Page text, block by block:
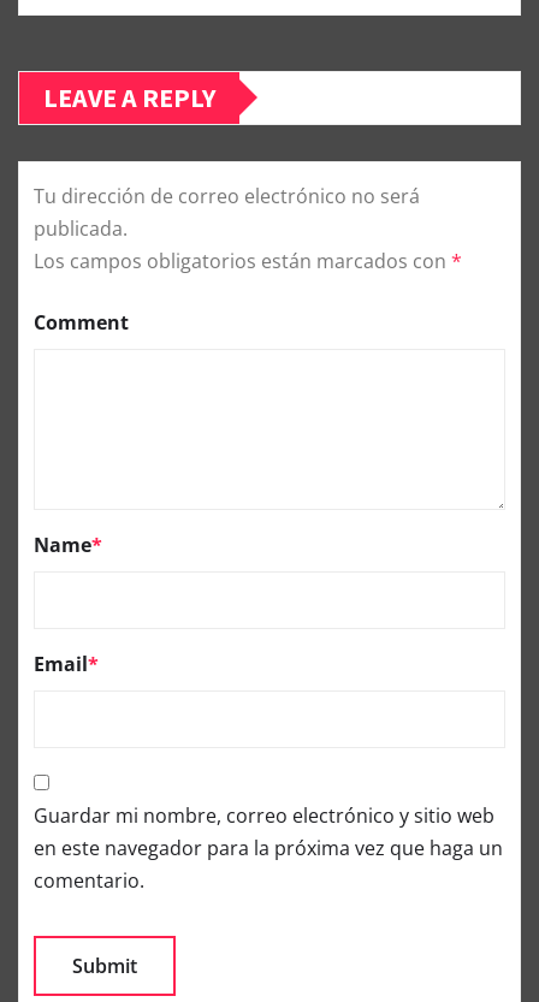
LEAVE A REPLY
Tu dirección de correo electrónico no será
publicada.
Los campos obligatorios están marcados con *
Comment
Name*
Email*
Guardar mi nombre, correo electrónico y sitio web
en este navegador para la próxima vez que haga un
comentario.